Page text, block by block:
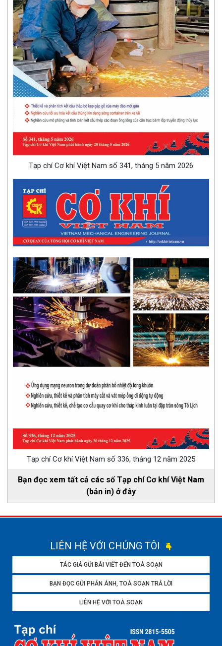
Tạp chí Cơ khí Việt Nam số 341, tháng 5 năm 2026
Tạp chí Cơ khí Việt Nam số 336, tháng 12 năm 2025
Bạn đọc xem tất cả các số Tạp chí Cơ khí Việt Nam
(bản in) ở đây
LIÊN HỆ VỚI CHÚNG TÔI
TÁC GIẢ GỬI BÀI VIẾT ĐẾN TOÀ SOẠN
BẠN ĐỌC GỬI PHẢN ÁNH, TOÀ SOẠN TRẢ LỜI
LIÊN HỆ VỚI TOÀ SOẠN